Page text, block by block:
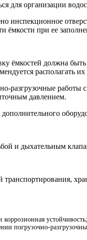
для организации
инспекционное
ёмкости при ее
ёмкостей должна
располагать
разгрузочные
давлением.
и дыхательным
коррозионная устойчивость;
погрузочно-